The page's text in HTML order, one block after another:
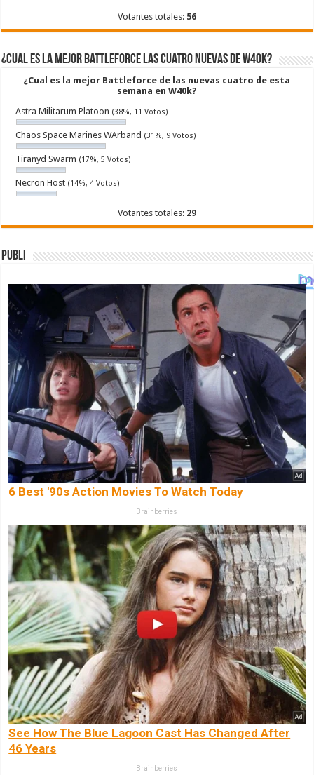
Votantes totales: 56
¿Cual es la mejor Battleforce las cuatro nuevas de W40k?
¿Cual es la mejor Battleforce de las nuevas cuatro de esta
semana en W40k?
Astra Militarum Platoon (38%, 11 Votos)
Chaos Space Marines WArband (31%, 9 Votos)
Tiranyd Swarm (17%, 5 Votos)
Necron Host (14%, 4 Votos)
Votantes totales: 29
Publi
6 Best '90s Action Movies To Watch Today
Brainberries
See How The Blue Lagoon Cast Has Changed After
46 Years
Brainberries